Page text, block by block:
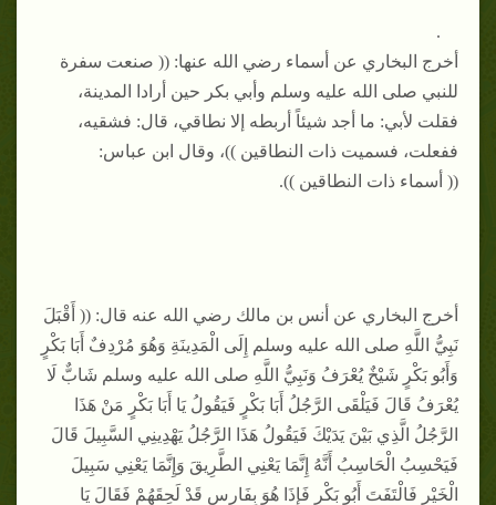
.
أخرج البخاري عن أسماء رضي الله عنها: (( صنعت سفرة
للنبي صلى الله عليه وسلم وأبي بكر حين أرادا المدينة،
فقلت لأبي: ما أجد شيئاً أربطه إلا نطاقي، قال: فشقيه،
ففعلت، فسميت ذات النطاقين ))، وقال ابن عباس:
(( أسماء ذات النطاقين )).
أخرج البخاري عن أنس بن مالك رضي الله عنه قال: (( أَقْبَلَ
نَبِيُّ اللَّهِ صلى الله عليه وسلم إِلَى الْمَدِينَةِ وَهُوَ مُرْدِفٌ أَبَا بَكْرٍ
وَأَبُو بَكْرٍ شَيْخٌ يُعْرَفُ وَنَبِيُّ اللَّهِ صلى الله عليه وسلم شَابٌّ لَا
يُعْرَفُ قَالَ فَيَلْقَى الرَّجُلُ أَبَا بَكْرٍ فَيَقُولُ يَا أَبَا بَكْرٍ مَنْ هَذَا
الرَّجُلُ الَّذِي بَيْنَ يَدَيْكَ فَيَقُولُ هَذَا الرَّجُلُ يَهْدِينِي السَّبِيلَ قَالَ
فَيَحْسِبُ الْحَاسِبُ أَنَّهُ إِنَّمَا يَعْنِي الطَّرِيقَ وَإِنَّمَا يَعْنِي سَبِيلَ
الْخَيْرِ فَالْتَفَتَ أَبُو بَكْرٍ فَإِذَا هُوَ بِفَارِسٍ قَدْ لَحِقَهُمْ فَقَالَ يَا